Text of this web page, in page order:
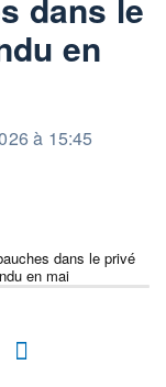
en
à 15:45
dans le privé
en mai